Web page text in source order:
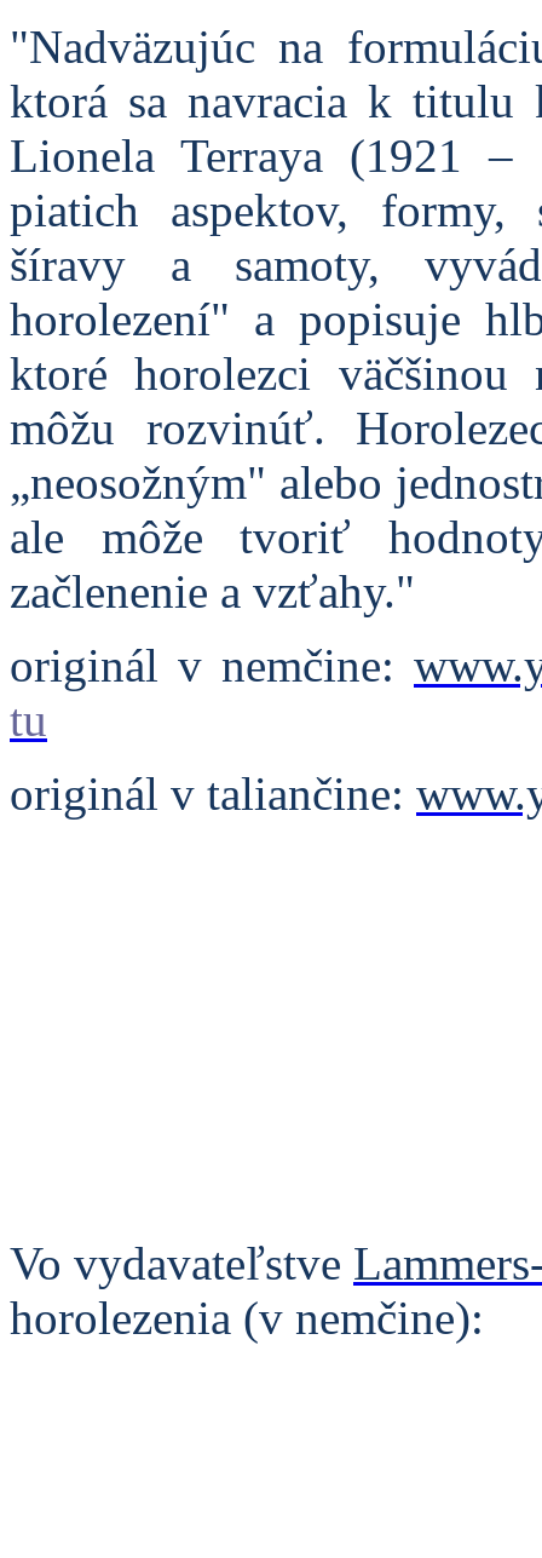
"Nadväzujúc na
ktorá sa navracia k titulu
Lionela Terraya (1921
piatich aspektov, formy,
šíravy a samoty,
horolezení" a popisuje
ktoré horolezci väčšinou
môžu rozvinúť.
„neosožným" alebo
ale môže tvoriť
začlenenie a vzťahy."
originál v nemčine:
tu
originál v taliančine:
Vo vydavateľstve
horolezenia (v nemčine):